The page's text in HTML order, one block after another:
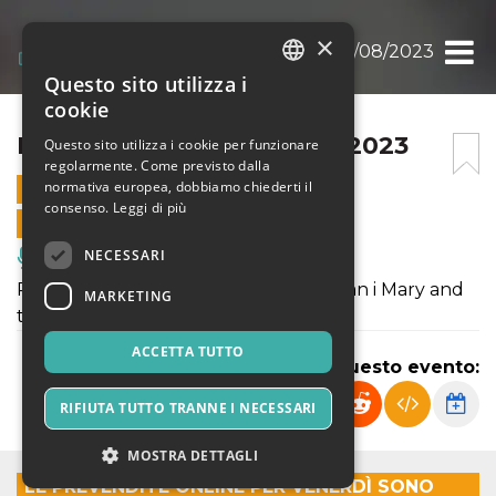
BANDIERA GIALLA 25/08/2023
BANDIERA GIALLA 25/08/2023
25 AGOSTO 2023 - 19:30
VENDITE ONLINE TERMINATE
Musica, Eventi Live, Club
Ritornano sul palco dello Spirit de Milan i Mary and
the Quants
Condividi questo evento:
LE PREVENDITE ONLINE PER VENERDÌ SONO
×
Questo sito utilizza i
cookie
Questo sito utilizza i cookie per funzionare
regolarmente. Come previsto dalla
normativa europea, dobbiamo chiederti il
consenso. Leggi di più
NECESSARI
MARKETING
ACCETTA TUTTO
RIFIUTA TUTTO TRANNE I NECESSARI
MOSTRA DETTAGLI